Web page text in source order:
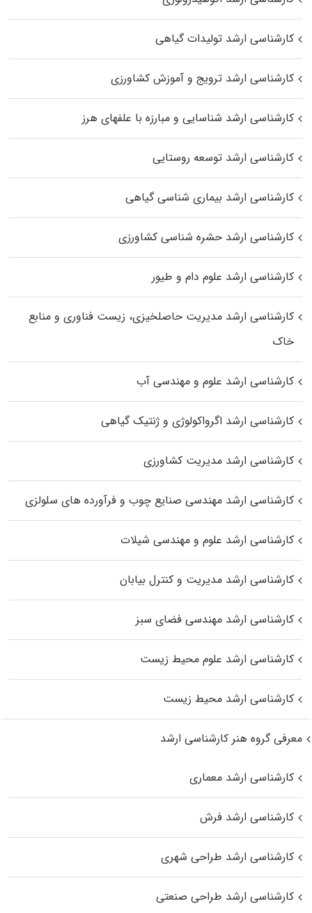
کارشناسی ارشد تولیدات گیاهی
کارشناسی ارشد ترویج و آموزش کشاورزی
کارشناسی ارشد شناسایی و مبارزه با علفهای هرز
کارشناسی ارشد توسعه روستایی
کارشناسی ارشد بیماری‌ شناسی گیاهی
کارشناسی ارشد حشره‌ شناسی کشاورزی
کارشناسی ارشد علوم دام و طیور
کارشناسی ارشد مدیریت حاصلخیزی، زیست فناوری و منابع
خاک
کارشناسی ارشد علوم و مهندسی آب
کارشناسی ارشد اگرواکولوژی و ژنتیک گیاهی
کارشناسی ارشد مدیریت کشاورزی
کارشناسی ارشد مهندسی صنایع چوب و فرآورده‌ های سلولزی
کارشناسی ارشد علوم و مهندسی شیلات
کارشناسی ارشد مدیریت و کنترل بیابان
کارشناسی ارشد مهندسی فضای سبز
کارشناسی ارشد علوم محیط‌ زیست
کارشناسی ارشد محیط زیست
معرفی گروه هنر کارشناسی ارشد
کارشناسی ارشد معماری
کارشناسی ارشد فرش
کارشناسی ارشد طراحی شهری
کارشناسی ارشد طراحی صنعتی